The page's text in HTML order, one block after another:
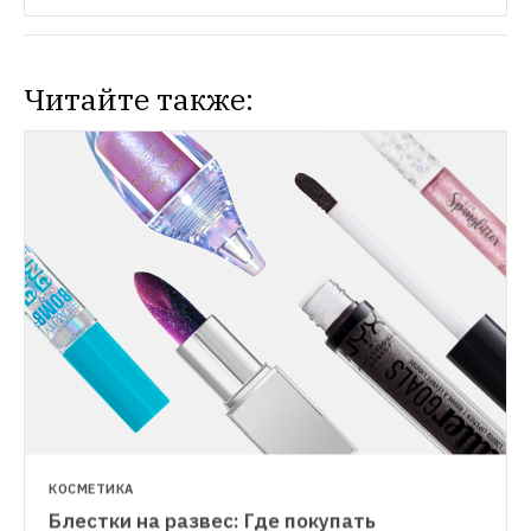
Читайте также:
КОСМЕТИКА
Блестки на развес: Где покупать